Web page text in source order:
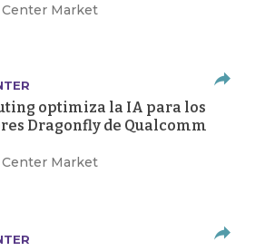
Market
optimiza la IA para los
Dragonfly de Qualcomm
Market